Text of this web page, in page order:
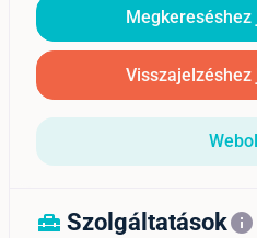
Visszajelzéshez
home_repair_service Szolgáltatásokinfo